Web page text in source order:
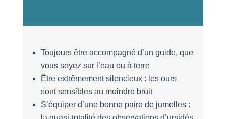
Toujours être accompagné d’un guide, que
vous soyez sur l’eau ou à terre
Être extrêmement silencieux : les ours
sont sensibles au moindre bruit
S’équiper d’une bonne paire de jumelles :